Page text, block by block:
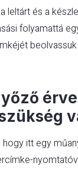
leltárt és a
folyamattá
itt egy